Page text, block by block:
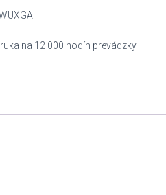
na 12 000 hodín prevádzky